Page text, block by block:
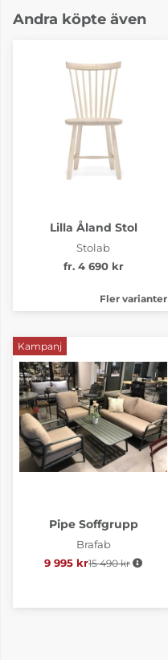
Andra köpte även
Lilla Åland Stol
Stolab
fr. 4 690 kr
Fler varianter
Kampanj
Pipe Soffgrupp
Brafab
9 995 kr Ordinarie pris:
15 490 kr